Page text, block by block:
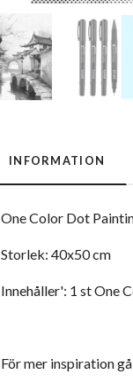
INFORMATION
One Color Dot
Storlek: 40x50 cm
Innehåller': 1 st One
För mer inspiration